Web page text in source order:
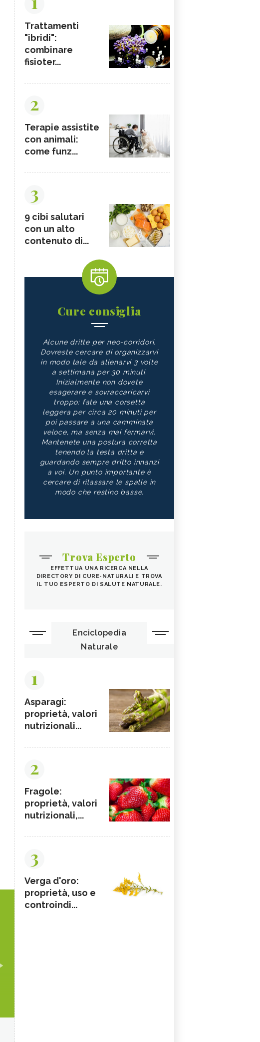
Trattamenti
"ibridi":
combinare
fisioter...
2
Terapie assistite
con animali:
come funz...
3
9 cibi salutari
con un alto
contenuto di...
Cure consiglia
Alcune dritte per neo-corridori.
Dovreste cercare di organizzarvi
in modo tale da allenarvi 3 volte
a settimana per 30 minuti.
Inizialmente non dovete
esagerare e sovraccaricarvi
troppo: fate una corsetta
leggera per circa 20 minuti per
poi passare a una camminata
veloce, ma senza mai fermarvi.
Mantenete una postura corretta
tenendo la testa dritta e
guardando sempre dritto innanzi
a voi. Un punto importante è
cercare di rilassare le spalle in
modo che restino basse.
Trova Esperto
EFFETTUA UNA RICERCA NELLA
DIRECTORY DI CURE-NATURALI E TROVA
IL TUO ESPERTO DI SALUTE NATURALE.
Enciclopedia
Naturale
1
Asparagi:
proprietà, valori
nutrizionali...
2
Fragole:
proprietà, valori
nutrizionali,...
3
Verga d'oro:
proprietà, uso e
controindi...